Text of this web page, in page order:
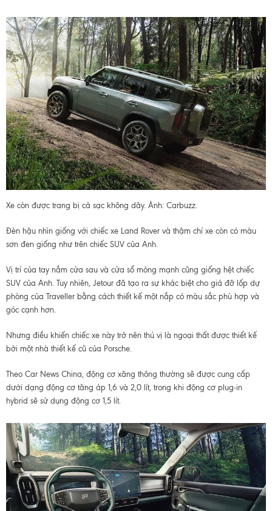
Xe còn được trang bị cả sạc không dây. Ảnh: Carbuzz.
Đèn hậu nhìn giống với chiếc xe Land Rover và thậm chí xe còn có màu
sơn đen giống như trên chiếc SUV của Anh.
Vị trí của tay nắm cửa sau và cửa sổ mỏng mạnh cũng giống hệt chiếc
SUV của Anh. Tuy nhiên, Jetour đã tạo ra sự khác biệt cho giá đỡ lốp dự
phòng của Traveller bằng cách thiết kế một nắp có màu sắc phù hợp và
góc cạnh hơn.
Nhưng điều khiến chiếc xe này trở nên thú vị là ngoại thất được thiết kế
bởi một nhà thiết kế cũ của Porsche.
Theo Car News China, động cơ xăng thông thường sẽ được cung cấp
dưới dạng động cơ tăng áp 1,6 và 2,0 lít, trong khi động cơ plug-in
hybrid sẽ sử dụng động cơ 1,5 lít.